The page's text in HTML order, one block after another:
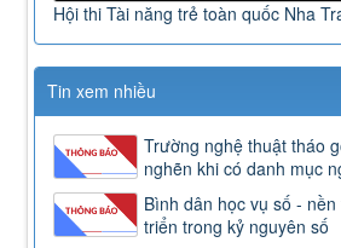
Hội thi Tài năng trẻ toàn quốc Nha
Tin xem nhiều
Trường nghệ thuật tháo
nghẽn khi có danh mục
Bình dân học vụ số -
triển trong kỷ nguyên số